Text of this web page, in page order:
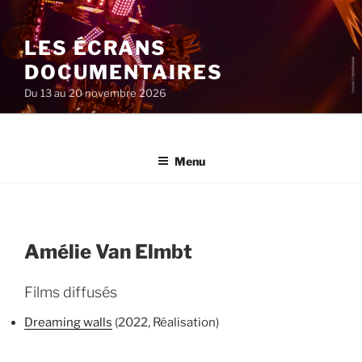
au
contenu
principal
LES ÉCRANS
DOCUMENTAIRES
Du 13 au 20 novembre 2026
Menu
Amélie Van Elmbt
Films diffusés
Dreaming walls (2022, Réalisation)